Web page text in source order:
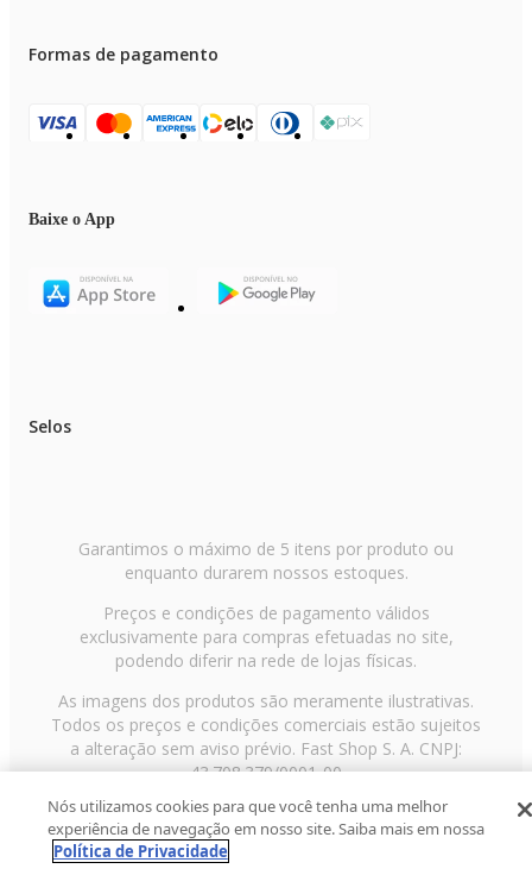
Formas de pagamento
Baixe o App
Selos
Garantimos o máximo de 5 itens por produto ou
enquanto durarem nossos estoques.
Preços e condições de pagamento válidos
exclusivamente para compras efetuadas no site,
podendo diferir na rede de lojas físicas.
As imagens dos produtos são meramente ilustrativas.
Todos os preços e condições comerciais estão sujeitos
a alteração sem aviso prévio. Fast Shop S. A. CNPJ:
43.708.379/0001-00
Avenida Zaki Narchi, nº 1650, sobreloja, Carandiru, São
Paulo/SP, CEP 02029-001, Telefone: 11 3003-3728 ©
2013 Fast Shop - Todos os direitos reservados
Nós utilizamos cookies para que você tenha uma melhor
experiência de navegação em nosso site. Saiba mais em nossa
Política de Privacidade